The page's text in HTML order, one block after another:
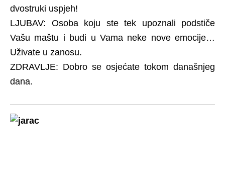
dvostruki uspjeh!
LJUBAV: Osoba koju ste tek upoznali podstiče
Vašu maštu i budi u Vama neke nove emocije…
Uživate u zanosu.
ZDRAVLJE: Dobro se osjećate tokom današnjeg
dana.